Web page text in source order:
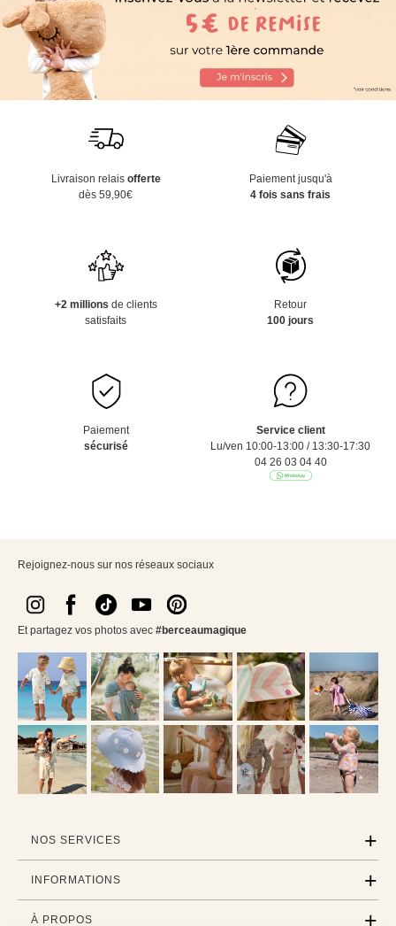
Livraison relais offerte
dès 59,90€
Paiement jusqu'à
4 fois sans frais
+2 millions de clients
satisfaits
Retour
100 jours
Paiement
sécurisé
Service client
Lu/ven 10:00-13:00 / 13:30-17:30
04 26 03 04 40
Rejoignez-nous sur nos réseaux sociaux
Et partagez vos photos avec #berceaumagique
NOS SERVICES
INFORMATIONS
À PROPOS